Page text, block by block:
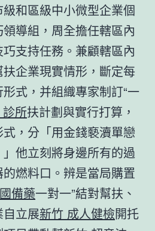
和區級中小微型企業個
導組，周全擔任轄區內
支持任務。兼顧轄區內
企業現實情形，斷定每
式，并組織專家制訂“一
所扶計劃與實行打算，
，分「用金錢褻瀆單戀
他立刻將身邊所有的過
燃料口。辨是當局購置
備藥一對一”結對幫扶、
立展新竹 成人健檢開托